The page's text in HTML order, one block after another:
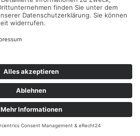
UND TOOLS
Darstellung von
Google Fonts, die von Google
Die Google Fonts sind lokal installiert.
von Google findet dabei nicht